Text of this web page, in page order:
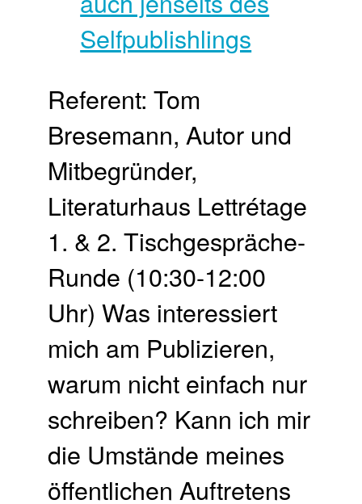
Referent: Tom
Bresemann, Autor und
Mitbegründer,
Literaturhaus Lettrétage
1. & 2. Tischgespräche-
Runde (10:30-12:00
Uhr) Was interessiert
mich am Publizieren,
warum nicht einfach nur
schreiben? Kann ich mir
die Umstände meines
öffentlichen Auftretens